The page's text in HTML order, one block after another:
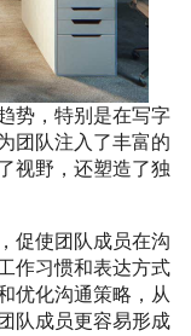
势，特别是在写字
团队注入了丰富的
视野，还塑造了独
促使团队成员在沟
作习惯和表达方式
优化沟通策略，从
队成员更容易形成